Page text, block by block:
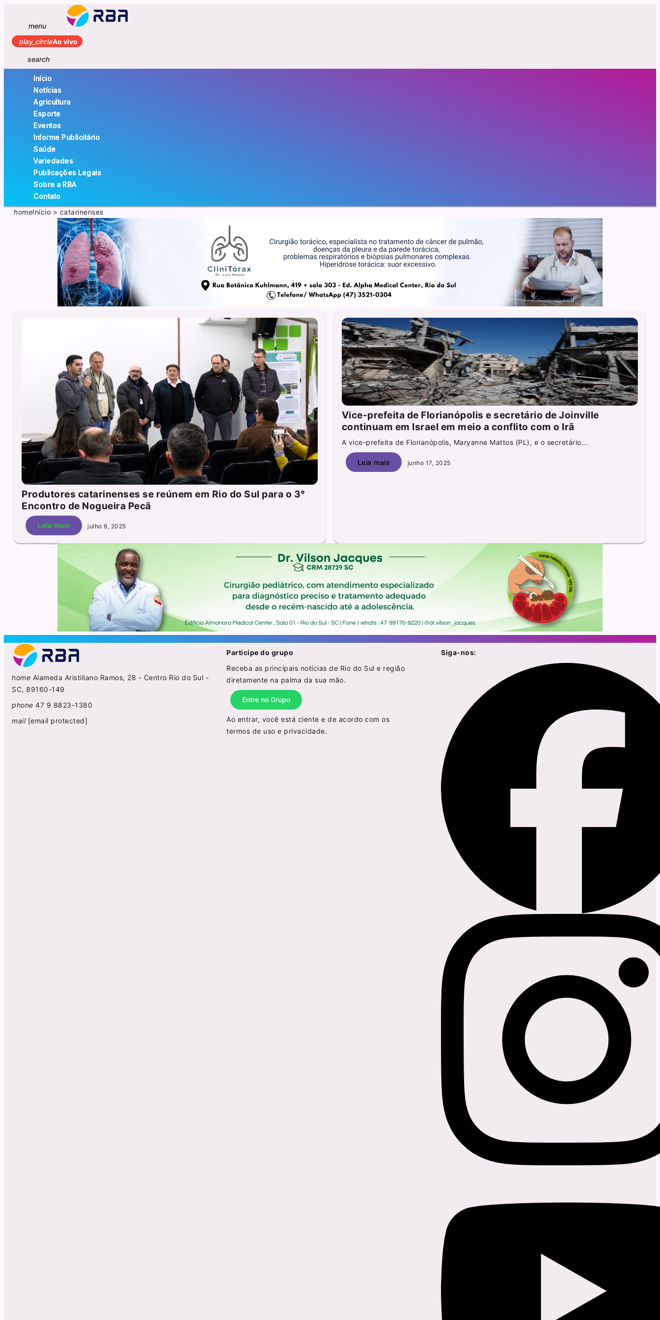
menu
play_circleAo vivo
search
Início
Notícias
Agricultura
Esporte
Eventos
Informe Publicitário
Saúde
Variedades
Publicações Legais
Sobre a RBA
Contato
homeInício > catarinenses
Produtores catarinenses se reúnem em Rio do Sul para o 3°
Encontro de Nogueira Pecã
Leia mais julho 9, 2025
Vice-prefeita de Florianópolis e secretário de Joinville
continuam em Israel em meio a conflito com o Irã
A vice-prefeita de Florianópolis, Maryanne Mattos (PL), e o secretário...
Leia mais junho 17, 2025
home Alameda Aristiliano Ramos, 28 - Centro Rio do Sul -
SC, 89160-149
phone 47 9 8823-1380
mail [email protected]
Participe do grupo
Receba as principais notícias de Rio do Sul e região
diretamente na palma da sua mão.
Entre no Grupo
Ao entrar, você está ciente e de acordo com os
termos de uso e privacidade.
Siga-nos: